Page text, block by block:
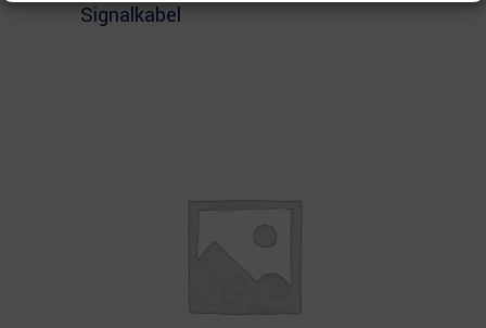
Signalkabel